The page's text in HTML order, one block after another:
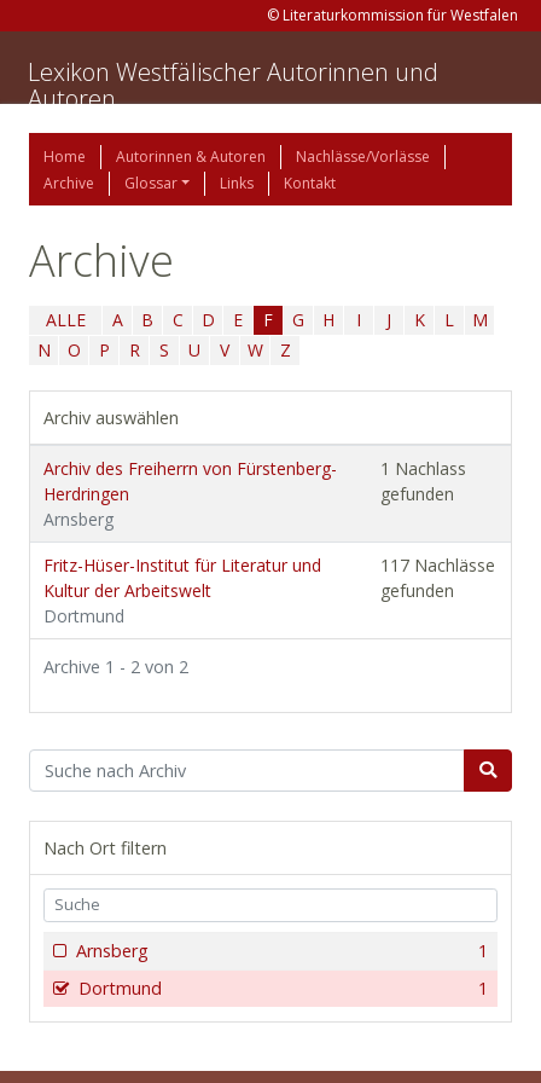
© Literaturkommission für Westfalen
Lexikon Westfälischer Autorinnen und
Autoren
Home Autorinnen & Autoren
Nachlässe/Vorlässe
Archive
Glossar Links Kontakt
Archive
ALLE A B C D E F G H I J K L
M
N
O P R S U V W Z
Archiv auswählen
Archiv des Freiherrn von Fürstenberg-
Herdringen
Arnsberg
1 Nachlass
gefunden
Fritz-Hüser-Institut für Literatur und
Kultur der Arbeitswelt
Dortmund
117 Nachlässe
gefunden
Archive 1 - 2 von 2
Nach Ort filtern
1
Arnsberg
1
Dortmund